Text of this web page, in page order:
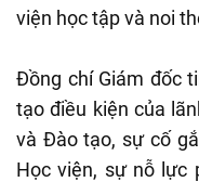
viện học tập và noi
Đồng chí Giám đốc
tạo điều kiện của
và Đào tạo, sự cố
Học viện, sự nỗ lực